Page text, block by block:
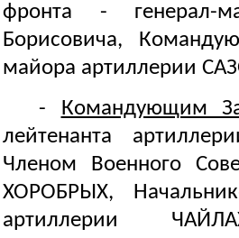
фронта - генерал-
Борисовича,
майора артиллерии
- Командующим
лейтенанта
Членом Военного
ХОРОБРЫХ,
артиллерии